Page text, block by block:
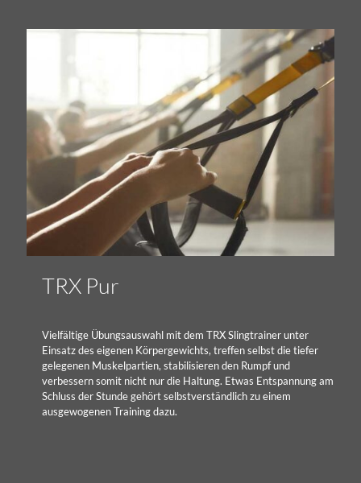
TRX Pur
Vielfältige Übungsauswahl mit dem TRX Slingtrainer unter
Einsatz des eigenen Körpergewichts, treffen selbst die tiefer
gelegenen Muskelpartien, stabilisieren den Rumpf und
verbessern somit nicht nur die Haltung. Etwas Entspannung am
Schluss der Stunde gehört selbstverständlich zu einem
ausgewogenen Training dazu.